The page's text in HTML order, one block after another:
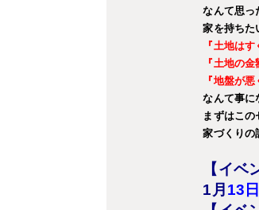
なんて思っ
家を持ちた
『土地は
『土地の
『地盤が
なんて事に
まずはこの
家づくりの
【イベ
1 月 13